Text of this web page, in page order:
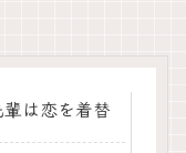
は恋を着替